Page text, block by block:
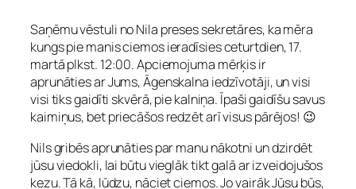
Saņēmu vēstuli no Nila preses sekretāres, ka mēra
kungs pie manis ciemos ieradīsies ceturtdien, 17.
martā plkst. 12:00. Apciemojuma mērķis ir
aprunāties ar Jums, Āgenskalna iedzīvotāji, un visi
visi tiks gaidīti skvērā, pie kalniņa. Īpaši gaidīšu savus
kaimiņus, bet priecāšos redzēt arī visus pārējos! 😉
Nils gribēs aprunāties par manu nākotni un dzirdēt
jūsu viedokli, lai būtu vieglāk tikt galā ar izveidojušos
ķezu. Tā kā, lūdzu, nāciet ciemos. Jo vairāk Jūsu būs,